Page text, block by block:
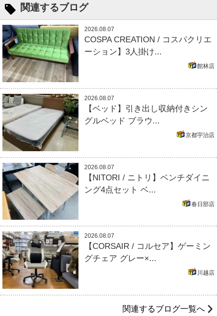
関連するブログ
2026.08.07
COSPA CREATION / コスパクリエ
ーション】3人掛け...
館林店
2026.08.07
【ベッド】引き出し収納付きシン
グルベッド ブラウ...
京都宇治店
2026.08.07
【NITORI / ニトリ】ベンチダイニ
ング4点セット ベ...
春日部店
2026.08.07
【CORSAIR / コルセア】ゲーミン
グチェア グレー×...
川越店
関連するブログ一覧へ